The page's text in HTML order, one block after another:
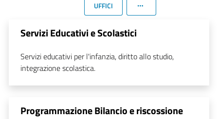
UFFICI
Servizi Educativi e Scolastici
Servizi educativi per l'infanzia, diritto allo studio,
integrazione scolastica.
Programmazione Bilancio e riscossione